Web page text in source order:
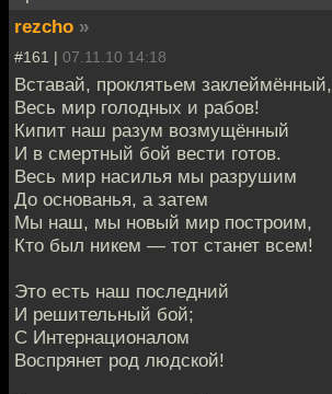
rezcho »
#161 | 07.11.10 14:18
Вставай, проклятьем заклеймённый,
Весь мир голодных и рабов!
Кипит наш разум возмущённый
И в смертный бой вести готов.
Весь мир насилья мы разрушим
До основанья, а затем
Мы наш, мы новый мир построим,
Кто был никем — тот станет всем!
Это есть наш последний
И решительный бой;
С Интернационалом
Воспрянет род людской!